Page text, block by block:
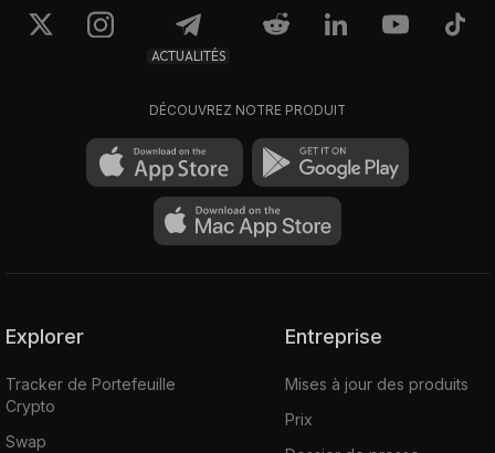
ACTUALITÉS
DÉCOUVREZ NOTRE PRODUIT
Explorer
Tracker de Portefeuille
Crypto
Swap
Entreprise
Mises à jour des produits
Prix